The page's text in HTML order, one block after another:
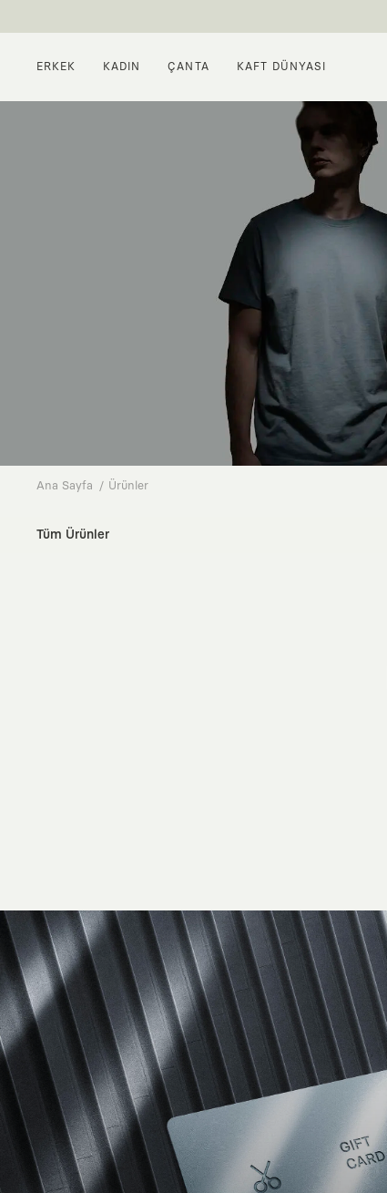
ERKEK KADIN ÇANTA KAFT DÜNYASI
Ana Sayfa Ürünler
Tüm Ürünler